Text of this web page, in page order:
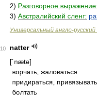
2) Разговорное выражение:
3) Австралийский сленг:
Универсальный англо-русский
10
natter
[`nætə]
ворчать, жаловаться
придираться,
болтать